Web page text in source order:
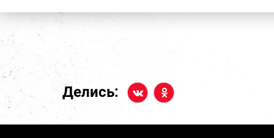
Делись: